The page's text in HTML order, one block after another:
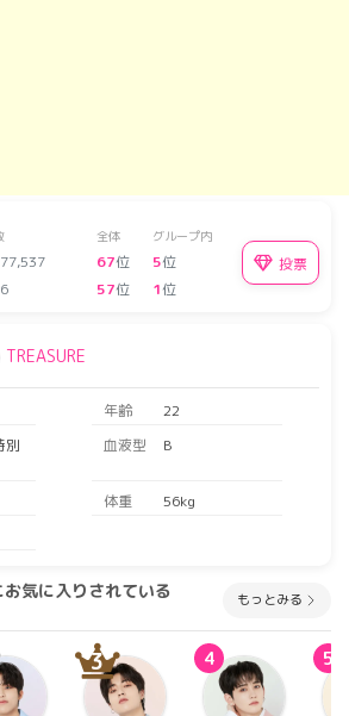
全体 グループ内
67位 5位
57位 1位
投票
TREASURE
年齢
22
血液型 B
体重
56kg
気に入りされている
もっとみる
3 4 5